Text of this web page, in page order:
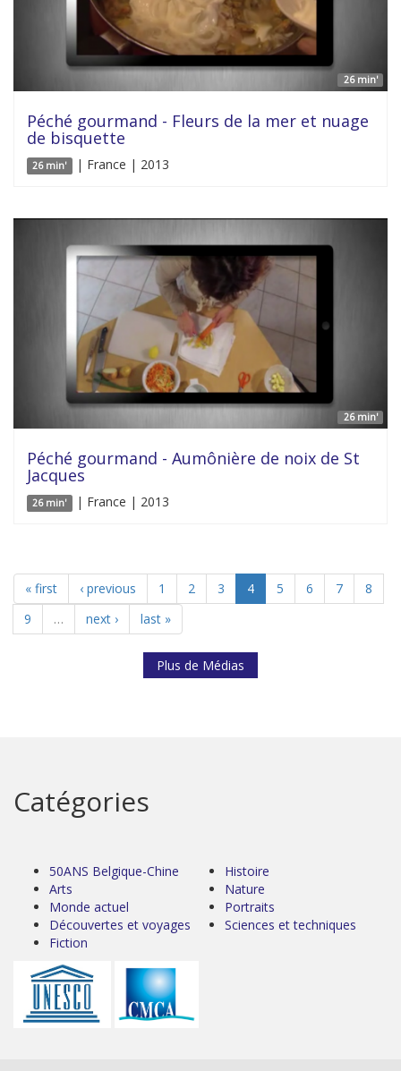
26 min'
Péché gourmand - Fleurs de la mer et nuage
de bisquette
26 min' | France | 2013
26 min'
Péché gourmand - Aumônière de noix de St
Jacques
26 min' | France | 2013
« first ‹ previous 1 2 3 4 5 6 7
8
9
… next › last »
Plus de Médias
Catégories
50ANS Belgique-Chine
Arts
Monde actuel
Découvertes et voyages
Fiction
Histoire
Nature
Portraits
Sciences et techniques